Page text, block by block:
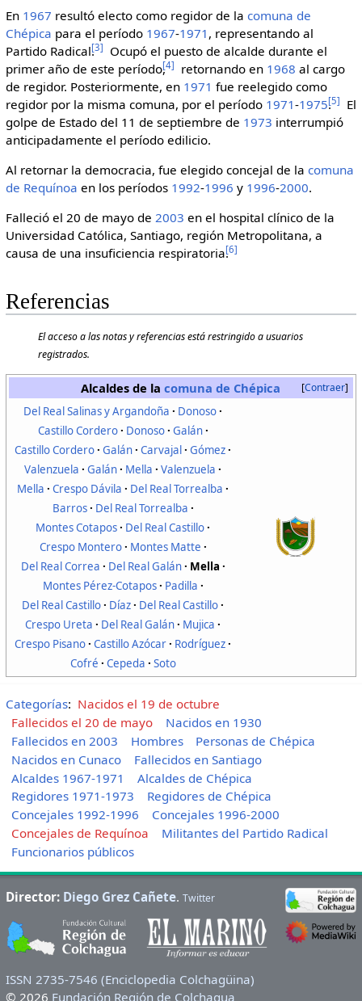
En 1967 resultó electo como regidor de la comuna de
Chépica para el período 1967-1971 , representando al
Partido Radical.[3]
Ocupó el puesto de alcalde durante el
primer año de este período,[4] retornando en 1968 al cargo
de regidor. Posteriormente, en 1971 fue reelegido como
regidor por la misma comuna, por el período 1971-1975.[5]
El
golpe de Estado del 11 de septiembre de 1973 interrumpió
anticipadamente el período edilicio.
Al retornar la democracia, fue elegido concejal de la comuna
de Requínoa en los períodos 1992-1996 y 1996-2000.
Falleció el 20 de mayo de 2003 en el hospital clínico de la
Universidad Católica, Santiago, región Metropolitana, a
causa de una insuficiencia respiratoria.[6]
Referencias
El acceso a las notas y referencias está restringido a usuarios
registrados.
Contraer
Alcaldes de lacomuna de Chépica
Del Real Salinas y Argandoña
Donoso
Castillo Cordero
Donoso Galán
Castillo Cordero Galán Carvajal Gómez
Valenzuela
Galán Mella
Valenzuela
Mella
Crespo Dávila
Del Real Torrealba
Barros
Del Real Torrealba
Montes Cotapos
Del Real Castillo
Crespo Montero
Montes Matte
Del Real Correa
Del Real Galán
Mella
Montes Pérez-Cotapos
Padilla
Del Real Castillo
Díaz
Del Real Castillo
Crespo Ureta
Del Real Galán
Mujica
Crespo Pisano Castillo Azócar
Rodríguez
Cofré
Cepeda Soto
Categorías: Nacidos el 19 de octubre
Fallecidos el 20 de mayo
Nacidos en 1930
Fallecidos en 2003
Hombres
Personas de Chépica
Nacidos en Cunaco
Fallecidos en Santiago
Alcaldes 1967-1971
Alcaldes de Chépica
Regidores 1971-1973
Regidores de Chépica
Concejales 1992-1996
Concejales 1996-2000
Concejales de Requínoa
Militantes del Partido Radical
Funcionarios públicos
Director: Diego Grez Cañete. Twitter
ISSN 2735-7546 (Enciclopedia Colchagüina)
© 2026 Fundación Región de Colchagua